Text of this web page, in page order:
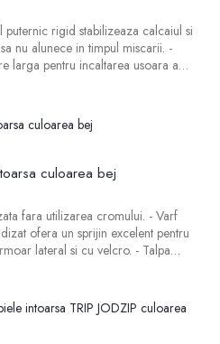
rigid stabilizeaza calcaiul si
nu alunece in timpul miscarii. -
larga pentru incaltarea usoara a
pentru picior si previne
miros neplacut. - Talpa exterioa
culoarea bej
fara utilizarea cromului. - Varf
ofera un sprijin excelent pentru
lateral si cu velcro. - Talpa
si rezistenta la deteriorare. - Talpa
de miscare. - Brant din piel